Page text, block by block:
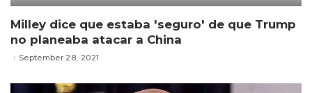
Milley dice que estaba 'seguro' de que Trump
no planeaba atacar a China
September 28, 2021